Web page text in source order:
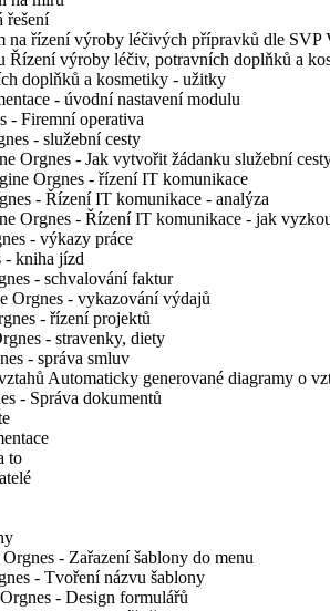
řešení
na řízení výroby léčivých přípravků dle
Řízení výroby léčiv, potravních doplňků a
doplňků a kosmetiky - užitky
- úvodní nastavení modulu
- Firemní operativa
- služební cesty
Orgnes - Jak vytvořit žádanku služební
Orgnes - řízení IT komunikace
- Řízení IT komunikace - analýza
Orgnes - Řízení IT komunikace - jak
- výkazy práce
- kniha jízd
- schvalování faktur
Orgnes - vykazování výdajů
- řízení projektů
- stravenky, diety
- správa smluv
Automaticky generované diagramy o
- Správa dokumentů
to
- Zařazení šablony do menu
- Tvoření názvu šablony
- Design formulářů